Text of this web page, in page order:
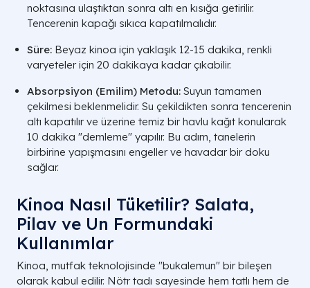
noktasına ulaştıktan sonra altı en kısığa getirilir.
Tencerenin kapağı sıkıca kapatılmalıdır.
Süre: Beyaz kinoa için yaklaşık 12-15 dakika, renkli
varyeteler için 20 dakikaya kadar çıkabilir.
Absorpsiyon (Emilim) Metodu: Suyun tamamen
çekilmesi beklenmelidir. Su çekildikten sonra tencerenin
altı kapatılır ve üzerine temiz bir havlu kağıt konularak
10 dakika "demleme" yapılır. Bu adım, tanelerin
birbirine yapışmasını engeller ve havadar bir doku
sağlar.
Kinoa Nasıl Tüketilir? Salata,
Pilav ve Un Formundaki
Kullanımlar
Kinoa, mutfak teknolojisinde "bukalemun" bir bileşen
olarak kabul edilir. Nötr tadı sayesinde hem tatlı hem de